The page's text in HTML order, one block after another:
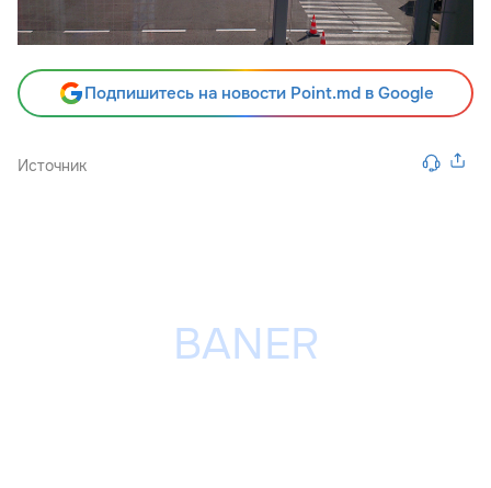
Подпишитесь на новости Point.md в Google
Источник